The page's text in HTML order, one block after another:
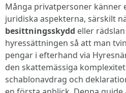
Många privatpersoner känner
juridiska aspekterna, särskilt
besittningsskydd eller
hyressättningen så att man
pengar i efterhand via
den skattemässiga
schablonavdrag och